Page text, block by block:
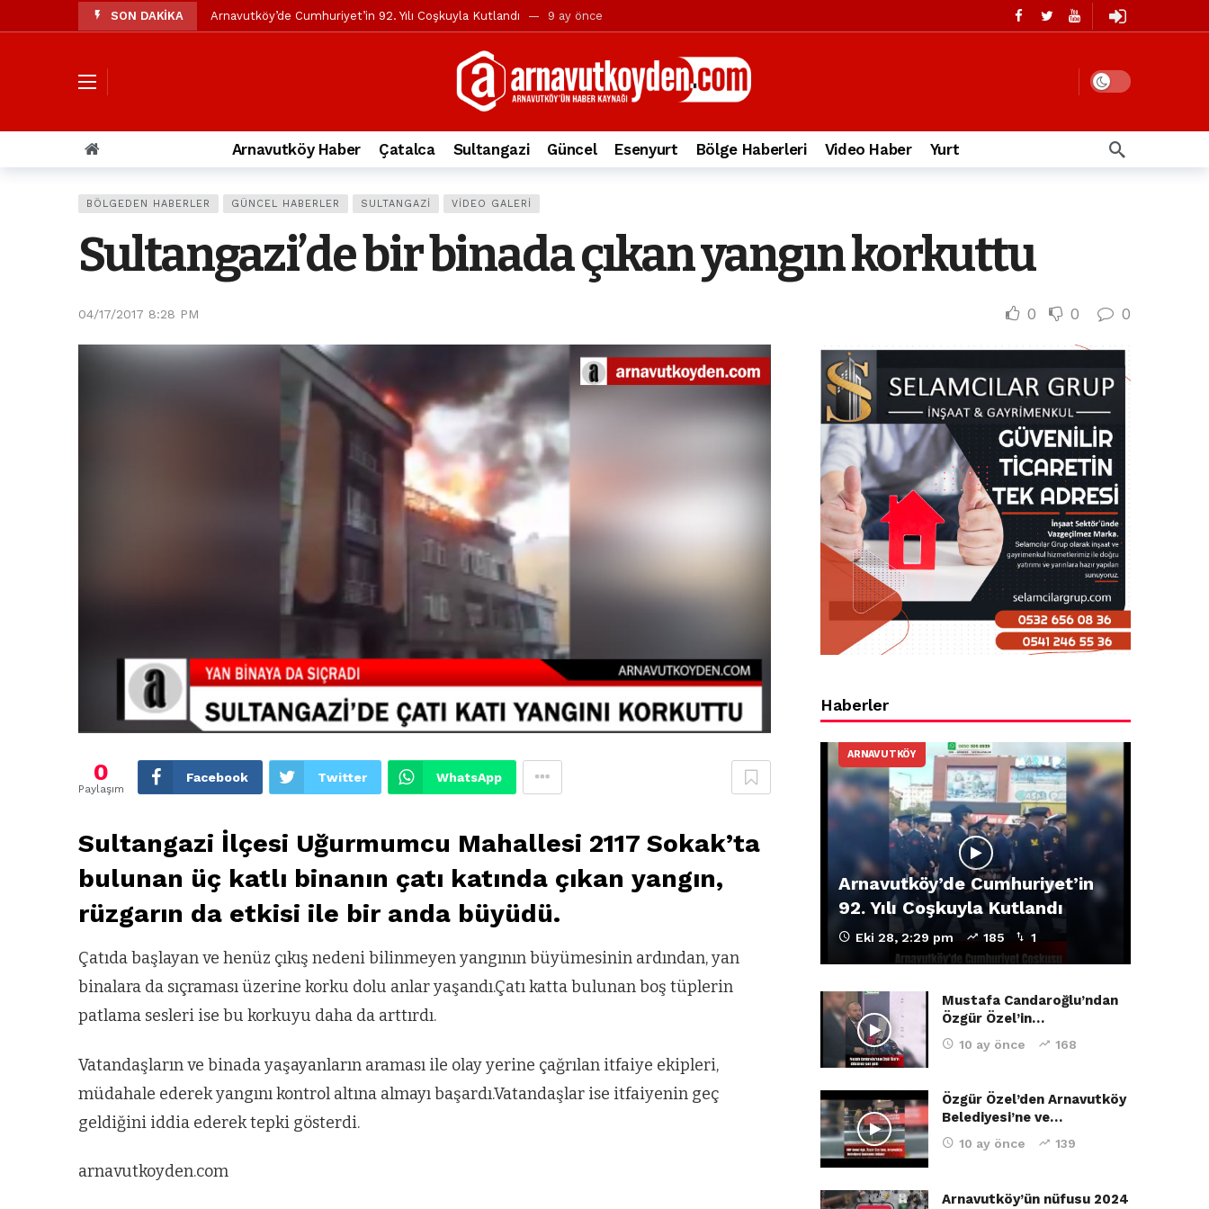
SON DAKİKA Arnavutköy’de Cumhuriyet’in 92. Yılı Coşkuyla Kutlandı 9 ay önce
Özgür Özel’den Arnavutköy Belediyesi’ne ve Mustafa Candaroğlu’na yönelik suçlamalar 10 ay önce
Arnavutköy’ün nüfusu 2024 yılında 344.868’e ulaştı 2 yıl önce
Arnavutköy Taşoluk’ta seyir halindeki otomobil alev alev yandı. 2 yıl önce
Arnavutköy İmrahor Mahallesi sakinleri protesto gösterisi düzenledi 2 yıl önce
Toprak kaydı: 3 hafriyat kamyonu birbirlerinin üzerine devrildi
İstanbul Havalimanı yolundaki kazada, taksideki yolcu öldü 3 yıl önce
Arnavutkoy Belediyesi’ne su baskını tepkisi 3 yıl önce
Arnavutköy Haber Çatalca Sultangazi Güncel Esenyurt Bölge Haberleri Video Haber Yurt
BÖLGEDEN HABERLER GÜNCEL HABERLER SULTANGAZI VIDEO GALERI
Sultangazi’de bir binada çıkan yangın korkuttu
04/17/2017 8:28 PM 0 0 0
0
Paylaşım
Facebook Twitter WhatsApp
Sultangazi İlçesi Uğurmumcu Mahallesi 2117 Sokak’ta
bulunan üç katlı binanın çatı katında çıkan yangın,
rüzgarın da etkisi ile bir anda büyüdü.
Çatıda başlayan ve henüz çıkış nedeni bilinmeyen yangının büyümesinin ardından, yan
binalara da sıçraması üzerine korku dolu anlar yaşandı.Çatı katta bulunan boş tüplerin
patlama sesleri ise bu korkuyu daha da arttırdı.
Vatandaşların ve binada yaşayanların araması ile olay yerine çağrılan itfaiye ekipleri,
müdahale ederek yangını kontrol altına almayı başardı.Vatandaşlar ise itfaiyenin geç
geldiğini iddia ederek tepki gösterdi.
arnavutkoyden.com
Haberler
ARNAVUTKÖY
Arnavutköy’de Cumhuriyet’in
92. Yılı Coşkuyla Kutlandı
Eki 28, 2:29 pm 185 1
Mustafa Candaroğlu’ndan
Özgür Özel’in…
10 ay önce 168
Özgür Özel’den Arnavutköy
Belediyesi’ne ve…
10 ay önce 139
Arnavutköy’ün nüfusu 2024